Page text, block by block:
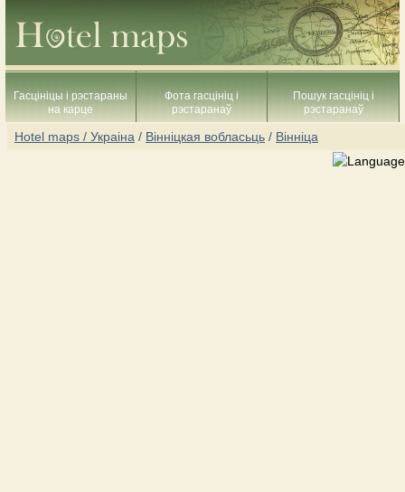
Гасцініцы і рэстараны
на карце
Фота гасцініц і
рэстаранаў
Пошук гасцініц і
рэстаранаў
Hotel maps / Украіна / Вінніцкая вобласьць / Вінніца